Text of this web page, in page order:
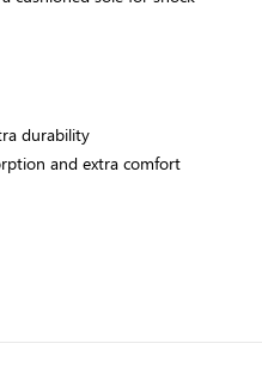
durability
and extra comfort